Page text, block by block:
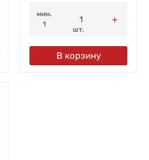
мин.
1
шт.
В корзину